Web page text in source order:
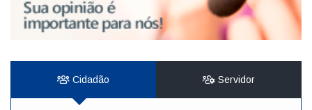
Cidadão Servidor